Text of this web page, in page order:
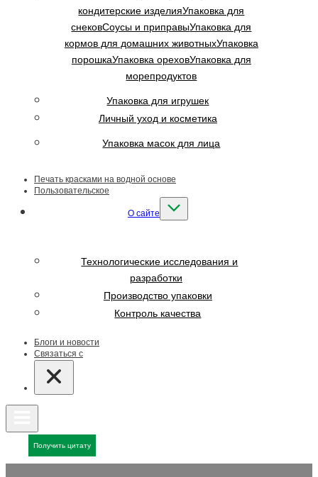
кондитерские изделияУпаковка для
снековСоусы и приправыУпаковка для
кормов для домашних животныхУпаковка
порошкаУпаковка ореховУпаковка для
морепродуктов
Упаковка для игрушек
Личный уход и косметика
Упаковка масок для лица
Печать красками на водной основе
Пользовательское
О сайте
Технологические исследования и
разработки
Производство упаковки
Контроль качества
Блоги и новости
Связаться с
Получить цитату